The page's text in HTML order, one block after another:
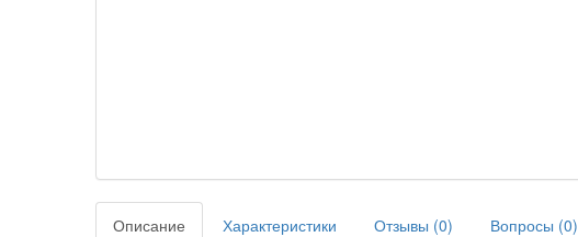
Описание Характеристики Отзывы (0) Вопросы (0)